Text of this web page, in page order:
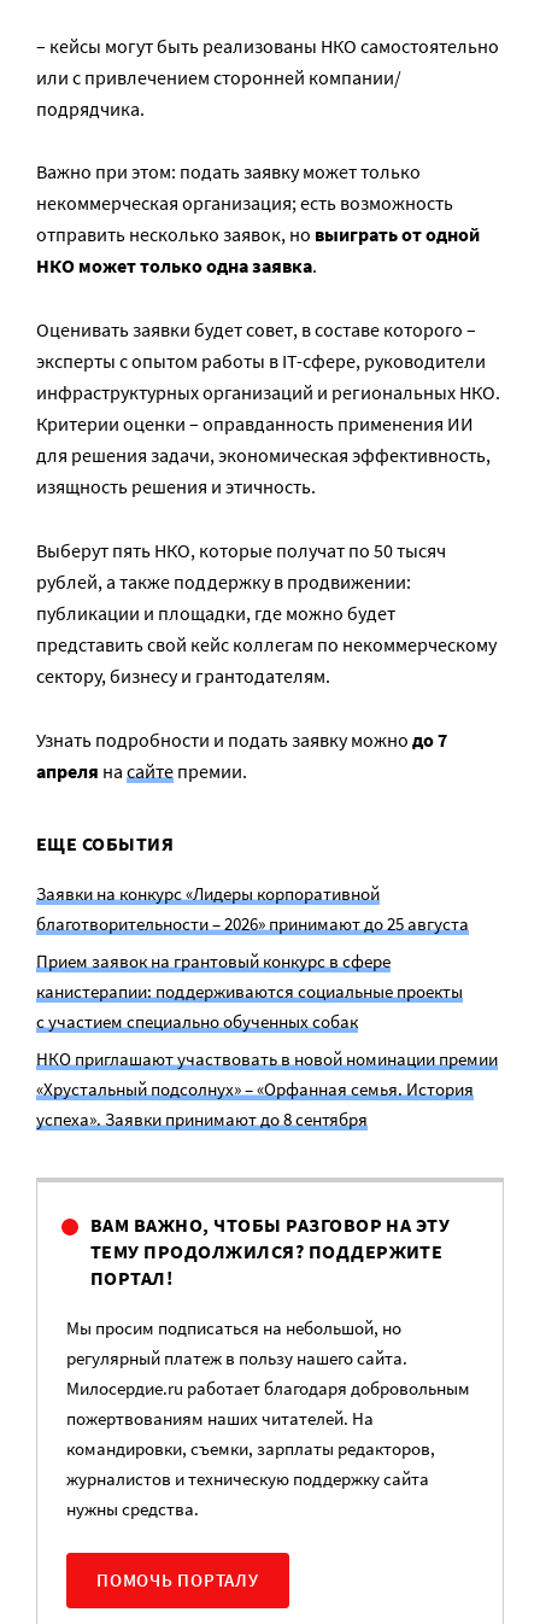
– кейсы могут быть реализованы НКО самостоятельно
или с привлечением сторонней компании/
подрядчика.
Важно при этом: подать заявку может только
некоммерческая организация; есть возможность
отправить несколько заявок, но выиграть от одной
НКО может только одна заявка.
Оценивать заявки будет совет, в составе которого –
эксперты с опытом работы в IT-сфере, руководители
инфраструктурных организаций и региональных НКО.
Критерии оценки – оправданность применения ИИ
для решения задачи, экономическая эффективность,
изящность решения и этичность.
Выберут пять НКО, которые получат по 50 тысяч
рублей, а также поддержку в продвижении:
публикации и площадки, где можно будет
представить свой кейс коллегам по некоммерческому
сектору, бизнесу и грантодателям.
Узнать подробности и подать заявку можно до 7
апреля на сайте премии.
ЕЩЕ СОБЫТИЯ
Заявки на конкурс «Лидеры корпоративной
благотворительности – 2026» принимают до 25 августа
Прием заявок на грантовый конкурс в сфере
канистерапии: поддерживаются социальные проекты
с участием специально обученных собак
НКО приглашают участвовать в новой номинации премии
«Хрустальный подсолнух» – «Орфанная семья. История
успеха». Заявки принимают до 8 сентября
ВАМ ВАЖНО, ЧТОБЫ РАЗГОВОР НА ЭТУ
ТЕМУ ПРОДОЛЖИЛСЯ? ПОДДЕРЖИТЕ
ПОРТАЛ!
Мы просим подписаться на небольшой, но
регулярный платеж в пользу нашего сайта.
Милосердие.ru работает благодаря добровольным
пожертвованиям наших читателей. На
командировки, съемки, зарплаты редакторов,
журналистов и техническую поддержку сайта
нужны средства.
ПОМОЧЬ ПОРТАЛУ